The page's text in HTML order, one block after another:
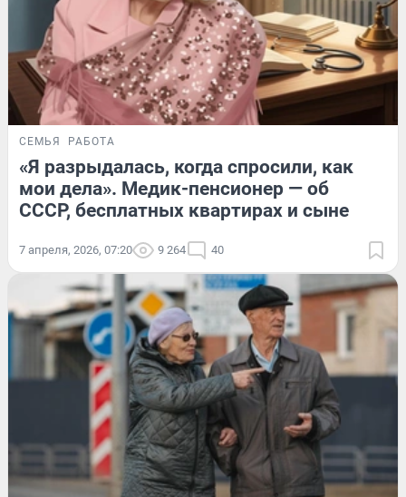
СЕМЬЯ РАБОТА
«Я разрыдалась, когда спросили, как
мои дела». Медик-пенсионер — об
СССР, бесплатных квартирах и сыне
7 апреля, 2026, 07:20 9 264 40